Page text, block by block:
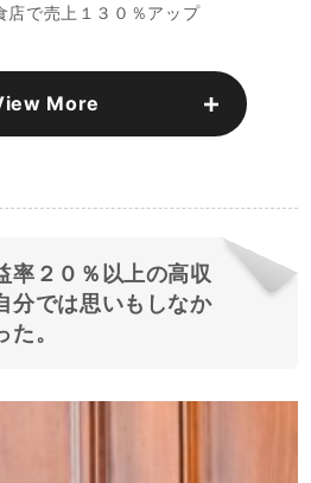
店で売上１３０％アップ
More
率２０％以上の高収
分では思いもしなか
。